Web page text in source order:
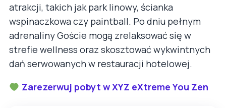
atrakcji, takich jak park linowy, ścianka
wspinaczkowa czy paintball. Po dniu pełnym
adrenaliny Goście mogą zrelaksować się w
strefie wellness oraz skosztować wykwintnych
dań serwowanych w restauracji hotelowej.
Zarezerwuj pobyt w XYZ eXtreme You Zen